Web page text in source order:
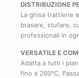
DISTRIBUZIONE
La ghisa trattiene
brasare, stufare,
professionali in
VERSATILE E
Adatta a tutti i
fino a 260°C.